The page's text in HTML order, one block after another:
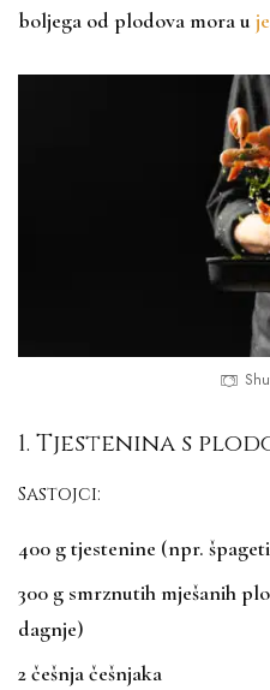
boljega od plodova mora u
1. Tjestenina s
Sastojci:
400 g tjestenine (npr.
300 g smrznutih mješanih
dagnje)
2 češnja češnjaka